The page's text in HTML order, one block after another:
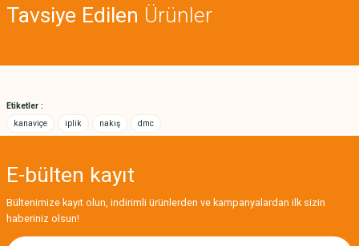
Ürün açıklamasında eksik bilgiler bulunuyor.
Tavsiye Edilen Ürünler
Etiketler :
kanaviçe
iplik nakış dmc
E-bülten kayıt
Bültenimize kayıt olun, indirimli ürünlerden ve kampanyalardan ilk sizin
haberiniz olsun!